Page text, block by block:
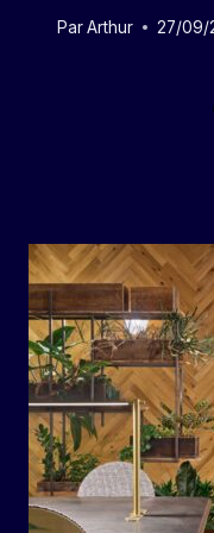
ParArthur 27/09/